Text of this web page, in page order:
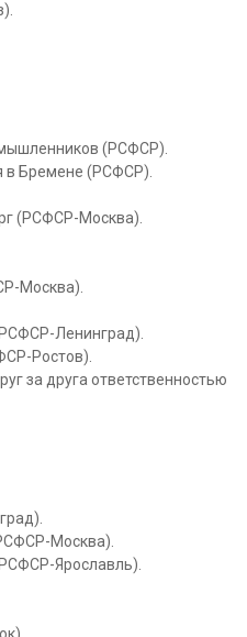
(РСФСР).
в Бремене (РСФСР).
(РСФСР-Москва).
Москва).
Ленинград).
Ростов).
за друга ответственностью
Москва).
Ярославль).